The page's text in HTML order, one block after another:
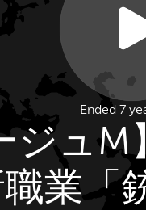
Ended 7
ジュ
業「